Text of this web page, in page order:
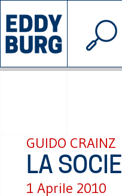
INIZIATIVE
©
GUIDO CRAINZ
LA
1 Aprile 2010